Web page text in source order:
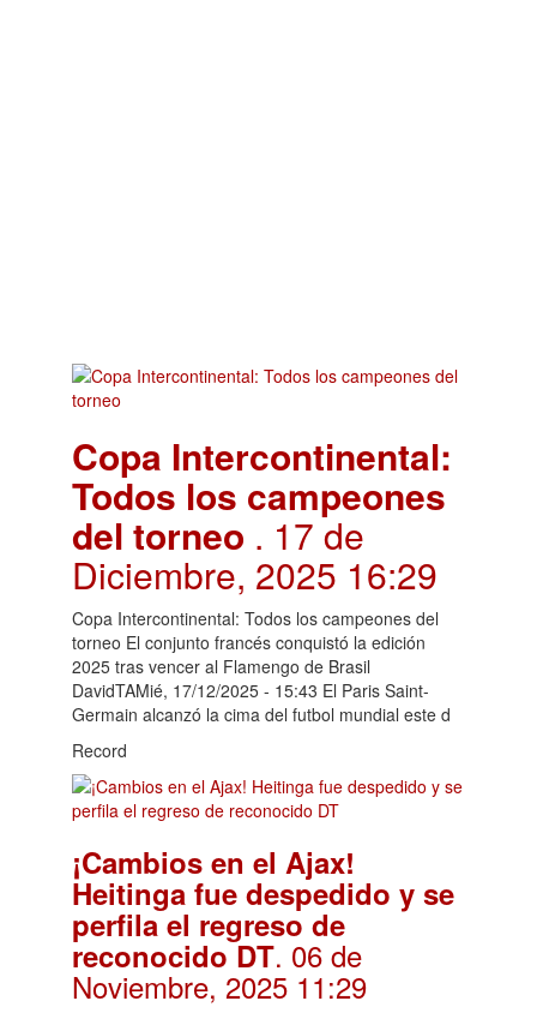
Copa Intercontinental:
Todos los campeones
del torneo . 17 de
Diciembre, 2025 16:29
Copa Intercontinental: Todos los campeones del
torneo El conjunto francés conquistó la edición
2025 tras vencer al Flamengo de Brasil
DavidTAMié, 17/12/2025 - 15:43 El Paris Saint-
Germain alcanzó la cima del futbol mundial este d
Record
¡Cambios en el Ajax!
Heitinga fue despedido y se
perfila el regreso de
reconocido DT. 06 de
Noviembre, 2025 11:29